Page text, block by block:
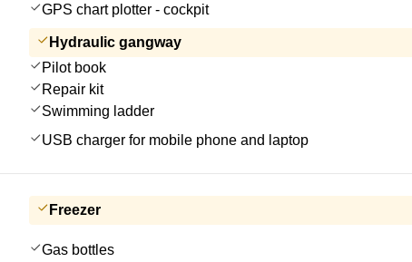
GPS chart plotter - cockpit
Hydraulic gangway
Pilot book
Repair kit
Swimming ladder
USB charger for mobile phone and laptop
Freezer
Gas bottles